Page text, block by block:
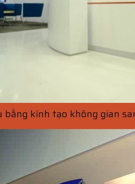
bằng kính tạo không gian